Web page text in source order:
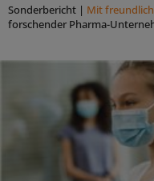
Sonderbericht | Mit
forschender Pharma-